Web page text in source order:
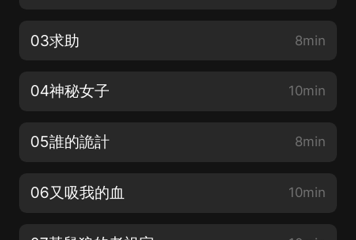
03求助 8min
04神秘女子 10min
05誰的詭計 8min
06又吸我的血 10min